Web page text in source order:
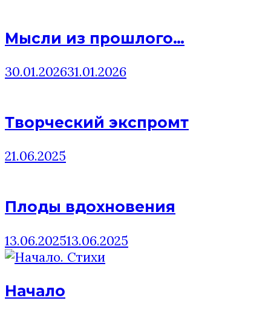
Мысли из прошлого…
30.01.202631.01.2026
Творческий экспромт
21.06.2025
Плоды вдохновения
13.06.202513.06.2025
Начало